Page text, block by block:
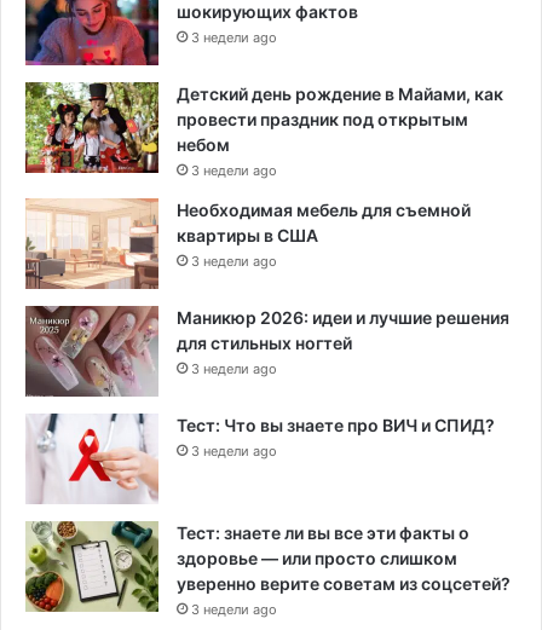
шокирующих фактов
3 недели ago
Детский день рождение в Майами, как
провести праздник под открытым
небом
3 недели ago
Необходимая мебель для съемной
квартиры в США
3 недели ago
Маникюр 2026: идеи и лучшие решения
для стильных ногтей
3 недели ago
Тест: Что вы знаете про ВИЧ и СПИД?
3 недели ago
Тест: знаете ли вы все эти факты о
здоровье — или просто слишком
уверенно верите советам из соцсетей?
3 недели ago